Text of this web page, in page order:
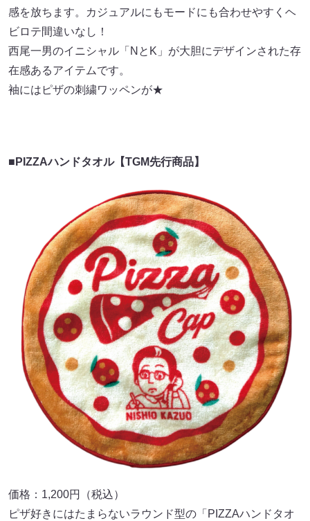
感を放ちます。カジュアルにもモードにも合わせやすくヘ
ビロテ間違いなし！
西尾一男のイニシャル「NとK」が大胆にデザインされた存
在感あるアイテムです。
袖にはピザの刺繍ワッペンが★
■PIZZAハンドタオル【TGM先行商品】
価格：1,200円（税込）
ピザ好きにはたまらないラウンド型の「PIZZAハンドタオ